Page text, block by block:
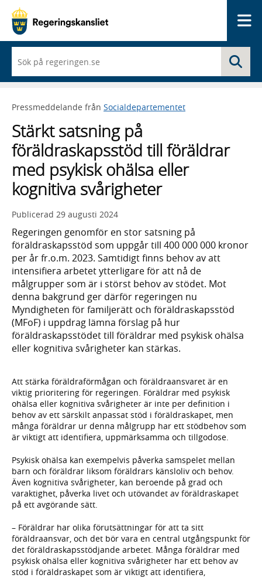
du
börjar
skriva
framträder
lista
med
sökförslag
Pressmeddelande från Socialdepartementet
Stärkt satsning på
föräldraskapsstöd till föräldrar
med psykisk ohälsa eller
kognitiva svårigheter
Publicerad 29 augusti 2024
Regeringen genomför en stor satsning på
föräldraskapsstöd som uppgår till 400 000 000 kronor
per år fr.o.m. 2023. Samtidigt finns behov av att
intensifiera arbetet ytterligare för att nå de
målgrupper som är i störst behov av stödet. Mot
denna bakgrund ger därför regeringen nu
Myndigheten för familjerätt och föräldraskapsstöd
(MFoF) i uppdrag lämna förslag på hur
föräldraskapsstödet till föräldrar med psykisk ohälsa
eller kognitiva svårigheter kan stärkas.
Att stärka föräldraförmågan och föräldraansvaret är en
viktig prioritering för regeringen. Föräldrar med psykisk
ohälsa eller kognitiva svårigheter är inte per definition i
behov av ett särskilt anpassat stöd i föräldraskapet, men
många föräldrar ur denna målgrupp har ett stödbehov som
är viktigt att identifiera, uppmärksamma och tillgodose.
Psykisk ohälsa kan exempelvis påverka samspelet mellan
barn och föräldrar liksom föräldrars känsloliv och behov.
Även kognitiva svårigheter, kan beroende på grad och
varaktighet, påverka livet och utövandet av föräldraskapet
på ett avgörande sätt.
– Föräldrar har olika förutsättningar för att ta sitt
föräldraansvar, och det bör vara en central utgångspunkt för
det föräldraskapsstödjande arbetet. Många föräldrar med
psykisk ohälsa eller kognitiva svårigheter har ett behov av
stöd i föräldraskapet som är viktigt att identifiera,